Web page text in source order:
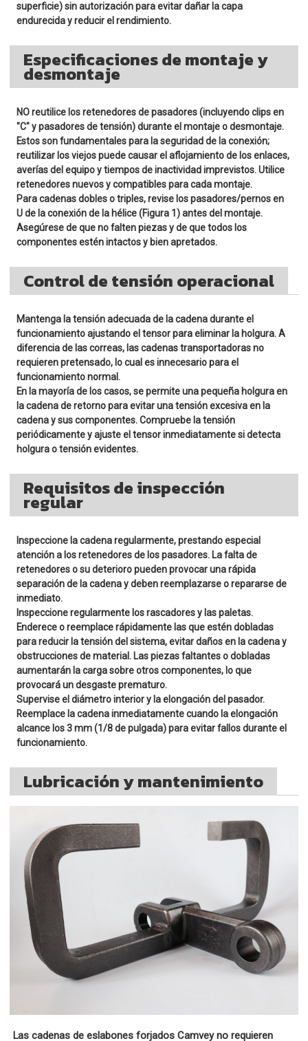
superficie) sin autorización para evitar dañar la capa
endurecida y reducir el rendimiento.
Especificaciones de montaje y
desmontaje
NO reutilice los retenedores de pasadores (incluyendo clips en
"C" y pasadores de tensión) durante el montaje o desmontaje.
Estos son fundamentales para la seguridad de la conexión;
reutilizar los viejos puede causar el aflojamiento de los enlaces,
averías del equipo y tiempos de inactividad imprevistos. Utilice
retenedores nuevos y compatibles para cada montaje.
Para cadenas dobles o triples, revise los pasadores/pernos en
U de la conexión de la hélice (Figura 1) antes del montaje.
Asegúrese de que no falten piezas y de que todos los
componentes estén intactos y bien apretados.
Control de tensión operacional
Mantenga la tensión adecuada de la cadena durante el
funcionamiento ajustando el tensor para eliminar la holgura. A
diferencia de las correas, las cadenas transportadoras no
requieren pretensado, lo cual es innecesario para el
funcionamiento normal.
En la mayoría de los casos, se permite una pequeña holgura en
la cadena de retorno para evitar una tensión excesiva en la
cadena y sus componentes. Compruebe la tensión
periódicamente y ajuste el tensor inmediatamente si detecta
holgura o tensión evidentes.
Requisitos de inspección
regular
Inspeccione la cadena regularmente, prestando especial
atención a los retenedores de los pasadores. La falta de
retenedores o su deterioro pueden provocar una rápida
separación de la cadena y deben reemplazarse o repararse de
inmediato.
Inspeccione regularmente los rascadores y las paletas.
Enderece o reemplace rápidamente las que estén dobladas
para reducir la tensión del sistema, evitar daños en la cadena y
obstrucciones de material. Las piezas faltantes o dobladas
aumentarán la carga sobre otros componentes, lo que
provocará un desgaste prematuro.
Supervise el diámetro interior y la elongación del pasador.
Reemplace la cadena inmediatamente cuando la elongación
alcance los 3 mm (1/8 de pulgada) para evitar fallos durante el
funcionamiento.
Lubricación y mantenimiento
Las cadenas de eslabones forjados Camvey no requieren